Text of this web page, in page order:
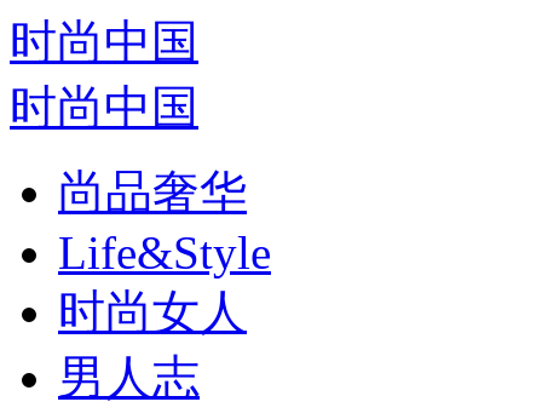
时尚中国
时尚中国
尚品奢华
Life&Style
时尚女人
男人志